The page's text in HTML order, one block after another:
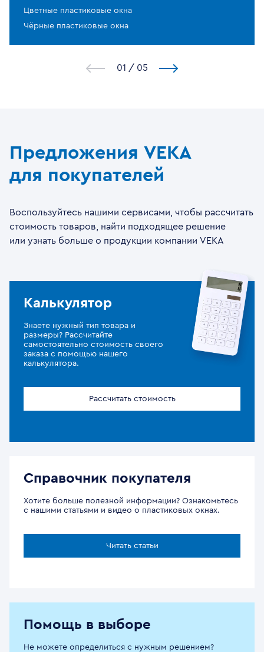
Цветные пластиковые окна
Чёрные пластиковые окна
1 / 5
Предложения VEKA
для покупателей
Воспользуйтесь нашими сервисами, чтобы рассчитать
стоимость товаров, найти подходящее решение
или узнать больше о продукции компании VEKA
Калькулятор
Знаете нужный тип товара и
размеры? Рассчитайте
самостоятельно стоимость своего
заказа с помощью нашего
калькулятора.
Рассчитать стоимость
Справочник покупателя
Хотите больше полезной информации? Ознакомьтесь
с нашими статьями и видео о пластиковых окнах.
Читать статьи
Помощь в выборе
Не можете определиться с нужным решением?